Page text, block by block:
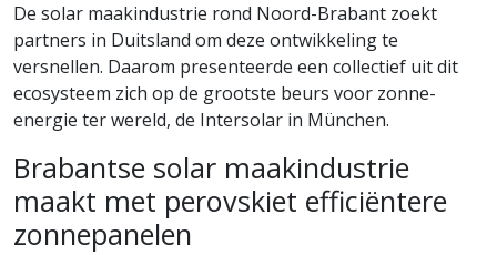
De solar maakindustrie rond Noord-Brabant zoekt
partners in Duitsland om deze ontwikkeling te
versnellen. Daarom presenteerde een collectief uit dit
ecosysteem zich op de grootste beurs voor zonne-
energie ter wereld, de Intersolar in München.
Brabantse solar maakindustrie
maakt met perovskiet efficiëntere
zonnepanelen